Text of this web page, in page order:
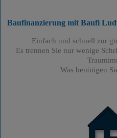
Baufinanzierung mit Baufi
Einfach und schnell zur
Es trennen Sie nur wenige
Was benötigen